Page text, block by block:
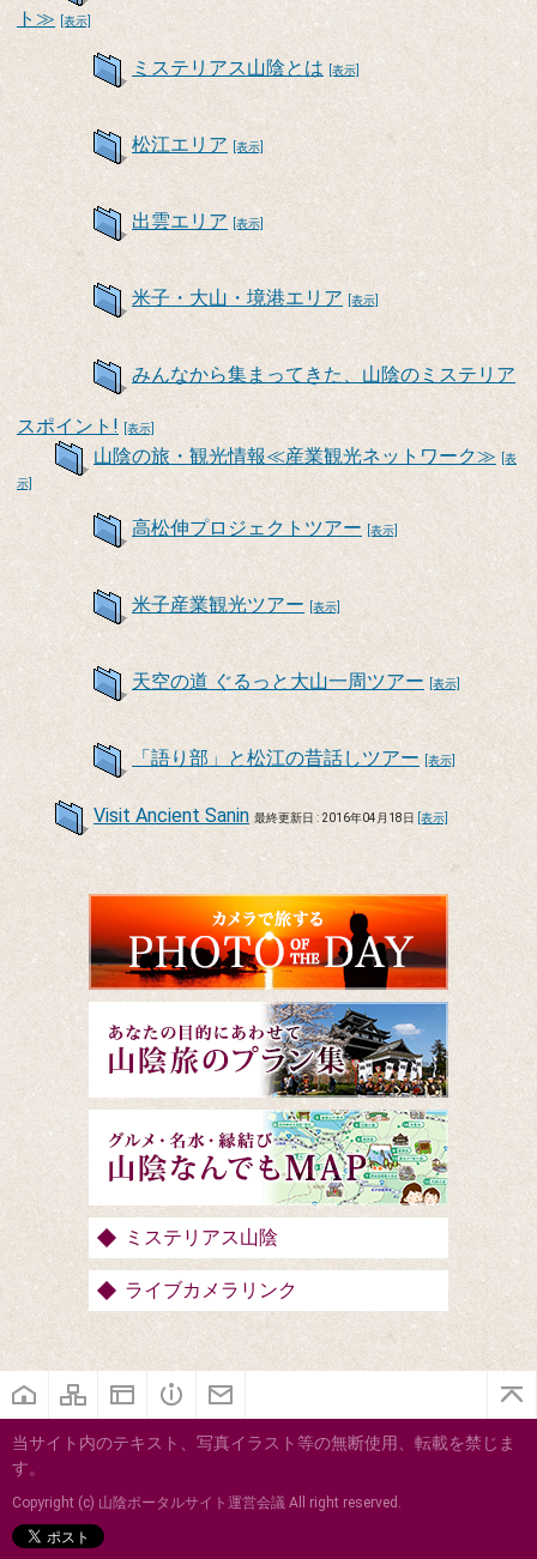
ト≫
[表示]
ミステリアス山陰とは [表示]
松江エリア [表示]
出雲エリア [表示]
米子・大山・境港エリア [表示]
みんなから集まってきた、山陰のミステリア
スポイント! [表示]
山陰の旅・観光情報≪産業観光ネットワーク≫
[表
示]
高松伸プロジェクトツアー [表示]
米子産業観光ツアー [表示]
天空の道 ぐるっと大山一周ツアー [表示]
「語り部」と松江の昔話しツアー [表示]
Visit Ancient Sanin 最終更新日 : 2016年04月18日 [表示]
ミステリアス山陰
ライブカメラリンク
当サイト内のテキスト、写真イラスト等の無断使用、転載を禁じま
す。
Copyright (c) 山陰ポータルサイト運営会議 All right reserved.